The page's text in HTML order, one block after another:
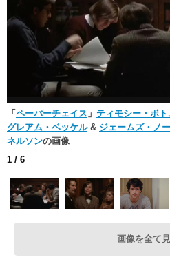
「 ペーパーチェイス 」 ティモシー・ボト
グレアム・ベッケル& ジェームズ・ノ
ネルソンの画像
1 / 6
画像を全て